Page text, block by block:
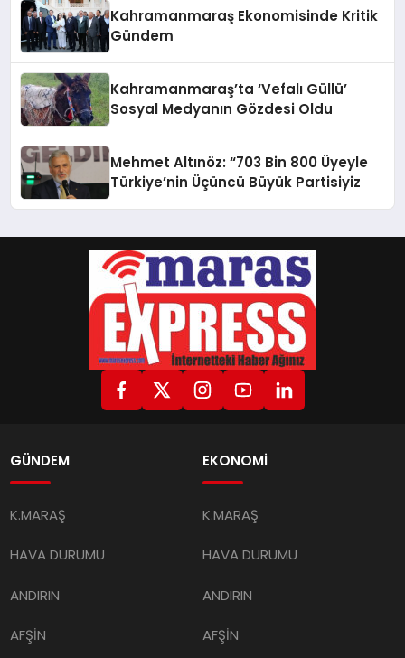
Kahramanmaraş Ekonomisinde Kritik
Gündem
Kahramanmaraş’ta ‘Vefalı Güllü’
Sosyal Medyanın Gözdesi Oldu
Mehmet Altınöz: “703 Bin 800 Üyeyle
Türkiye’nin Üçüncü Büyük Partisiyiz
GÜNDEM
K.MARAŞ
HAVA DURUMU
ANDIRIN
AFŞİN
EKONOMİ
K.MARAŞ
HAVA DURUMU
ANDIRIN
AFŞİN